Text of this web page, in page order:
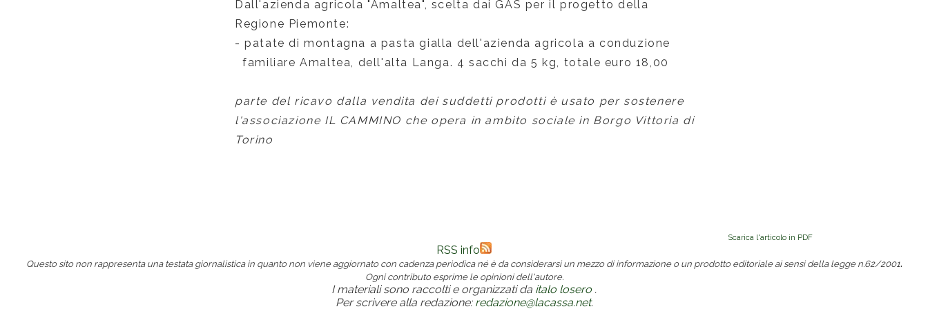
Dall'azienda agricola "Amaltea", scelta dai GAS per il progetto della
Regione Piemonte:
- patate di montagna a pasta gialla dell'azienda agricola a conduzione
familiare Amaltea, dell'alta Langa. 4 sacchi da 5 kg, totale euro 18,00
parte del ricavo dalla vendita dei suddetti prodotti è usato per sostenere
l'associazione IL CAMMINO che opera in ambito sociale in Borgo Vittoria di
Torino
Scarica l'articolo in PDF
RSS info
Questo sito non rappresenta una testata giornalistica in quanto non viene aggiornato con cadenza periodica né è da considerarsi un mezzo di informazione o un prodotto editoriale ai sensi della legge n.62/2001.
Ogni contributo esprime le opinioni dell'autore.
I materiali sono raccolti e organizzati da italo losero .
Per scrivere alla redazione: redazione@lacassa.net.